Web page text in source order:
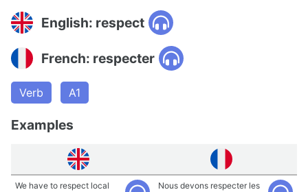
English: respect
French: respecter
Verb A1
Examples
We have to respect local
Nous devons respecter les